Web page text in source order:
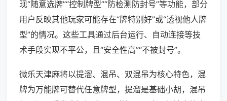
现“随意选牌”“控制牌型”“防检测防封号”等功能，部分
用户反映其他玩家可能存在“牌特别好”或“透视他人牌
型”的情况。这些工具通过后台运行、自动连接等技
术手段实现不平公，且“安全性高”“不被封号”。
微乐天津麻将以提溜、混吊、双混吊为核心特色，混
牌为万能牌可替代任意牌型，提溜是基础小胡，混吊